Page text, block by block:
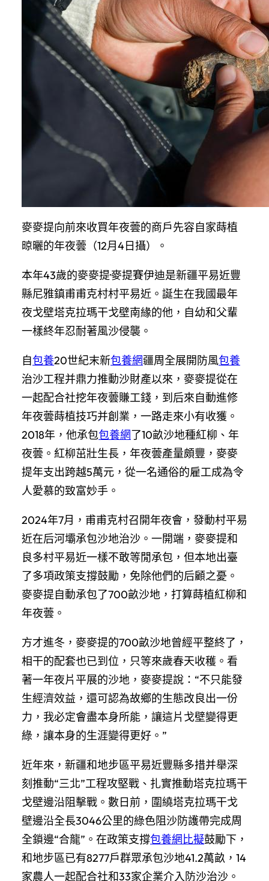
麥麥提向前來收買年夜蕓的商戶先容自家蒔植
晾曬的年夜蕓（12月4日攝）。
本年43歲的麥麥提·麥提賽伊迪是新疆平易近豐
縣尼雅鎮甫甫克村村平易近。誕生在我國最年
夜戈壁塔克拉瑪干戈壁南緣的他，自幼和父輩
一樣終年忍耐著風沙侵襲。
自包養20世紀末新包養網疆周全展開防風包養
治沙工程并鼎力推動沙財產以來，麥麥提從在
一起配合社挖年夜蕓賺工錢，到后來自動進修
年夜蕓蒔植技巧并創業，一路走來小有收獲。
2018年，他承包包養網了10畝沙地種紅柳、年
夜蕓。紅柳茁壯生長，年夜蕓產量頗豐，麥麥
提年支出跨越5萬元，從一名通俗的雇工成為令
人愛慕的致富妙手。
2024年7月，甫甫克村召開年夜會，發動村平易
近在后河壩承包沙地治沙。一開端，麥麥提和
良多村平易近一樣不敢等閒承包，但本地出臺
了多項政策支撐鼓勵，免除他們的后顧之憂。
麥麥提自動承包了700畝沙地，打算蒔植紅柳和
年夜蕓。
方才進冬，麥麥提的700畝沙地曾經平整終了，
相干的配套也已到位，只等來歲春天收穫。看
著一年夜片平展的沙地，麥麥提說：“不只能發
生經濟效益，還可認為故鄉的生態改良出一份
力，我必定會盡本身所能，讓這片戈壁變得更
綠，讓本身的生涯變得更好。”
近年來，新疆和地步區平易近豐縣多措并舉深
刻推動“三北”工程攻堅戰、扎實推動塔克拉瑪干
戈壁邊沿阻擊戰。數日前，圍繞塔克拉瑪干戈
壁邊沿全長3046公里的綠色阻沙防護帶完成周
全鎖邊“合龍”。在政策支撐包養網比擬鼓勵下，
和地步區已有8277戶群眾承包沙地41.2萬畝，14
家農人一起配合社和33家企業介入防沙治沙。